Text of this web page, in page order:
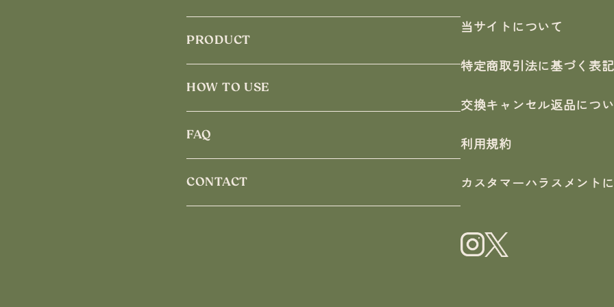
PRODUCT
HOW TO USE
FAQ
CONTACT
当サイトについて
特定商取引法に基づく表記
交換キャンセル返品につ
利用規約
カスタマーハラスメント